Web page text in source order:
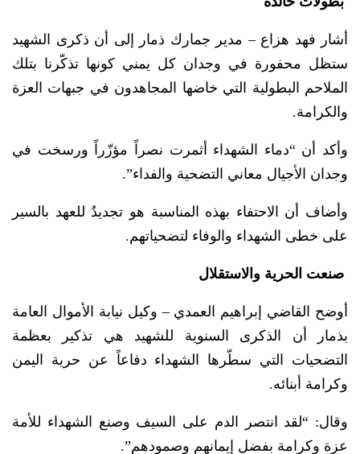
أشار فهد هزاع – مدير جمارك ذمار إلى أن ذكرى الشهيد
ستظل محفورة في وجدان كل يمني كونها تذكّرنا بتلك
الملاحم البطولية التي خاضها المجاهدون في جبهات العزة
والكرامة.
وأكد أن “دماء الشهداء أثمرت نصراً مؤزّراً ورسخت في
وجدان الأجيال معاني التضحية والفداء”.
وأضاف أن الاحتفاء بهذه المناسبة هو تجديدٌ للعهد بالسير
على خطى الشهداء والوفاء لتضحياتهم.
صنعت الحرية والاستقلال
أوضح القاضي إبراهيم العمدي – وكيل نيابة الأموال العامة
بذمار أن الذكرى السنوية للشهيد هي تذكير بعظمة
التضحيات التي سطّرها الشهداء دفاعاً عن حرية اليمن
وكرامة أبنائه.
وقال: “لقد انتصر الدم على السيف وصنع الشهداء للأمة
عزة وكرامة بفضل إيمانهم وصمودهم”.